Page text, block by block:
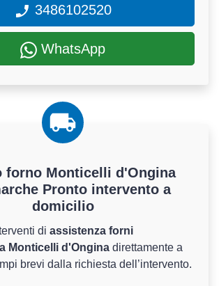
3486102520
WhatsApp
forno Monticelli d'Ongina
Pronto intervento a
domicilio
di assistenza forni
Monticelli d'Ongina direttamente a
brevi dalla richiesta dell’intervento.